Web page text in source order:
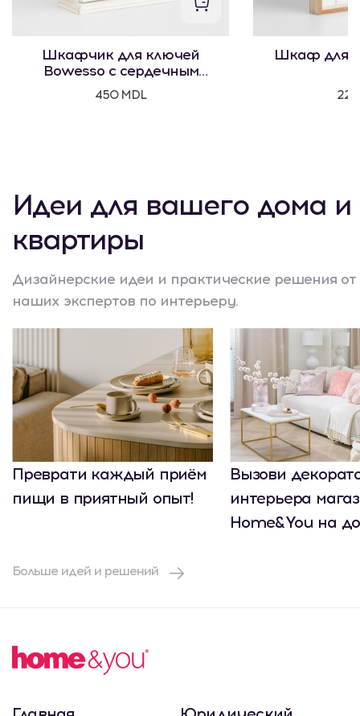
Шкафчик для ключей
Bowesso с сердечным
мотивом
450 MDL
Шкаф для
Идеи для вашего дома и
квартиры
Дизайнерские идеи и практические решения от
наших экспертов по интерьеру.
Преврати каждый приём
пищи в приятный опыт!
Вызови
интерьера
Home&You на
Больше идей и решений